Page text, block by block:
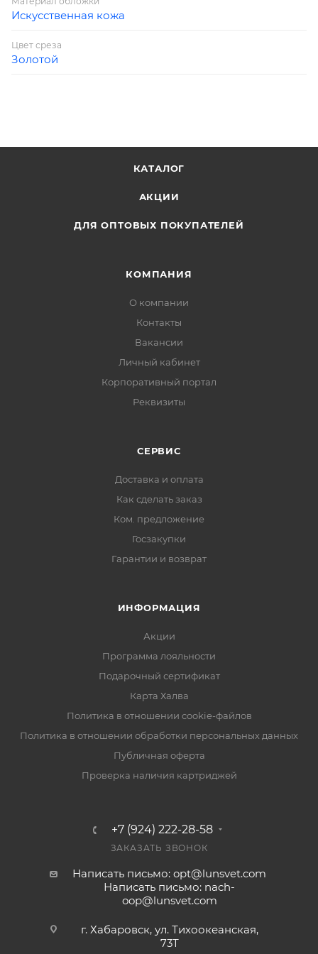
Искусственная кожа
Цвет среза
Золотой
КАТАЛОГ
АКЦИИ
ДЛЯ ОПТОВЫХ ПОКУПАТЕЛЕЙ
КОМПАНИЯ
О компании
Контакты
Вакансии
Личный кабинет
Корпоративный портал
Реквизиты
СЕРВИС
Доставка и оплата
Как сделать заказ
Ком. предложение
Госзакупки
Гарантии и возврат
ИНФОРМАЦИЯ
Акции
Программа лояльности
Подарочный сертификат
Карта Халва
Политика в отношении cookie-файлов
Политика в отношении обработки персональных данных
Публичная оферта
Проверка наличия картриджей
+7 (924) 222-28-58
ЗАКАЗАТЬ ЗВОНОК
Написать письмо: opt@lunsvet.com
Написать письмо: nach-
oop@lunsvet.com
г. Хабаровск, ул. Тихоокеанская,
73Т